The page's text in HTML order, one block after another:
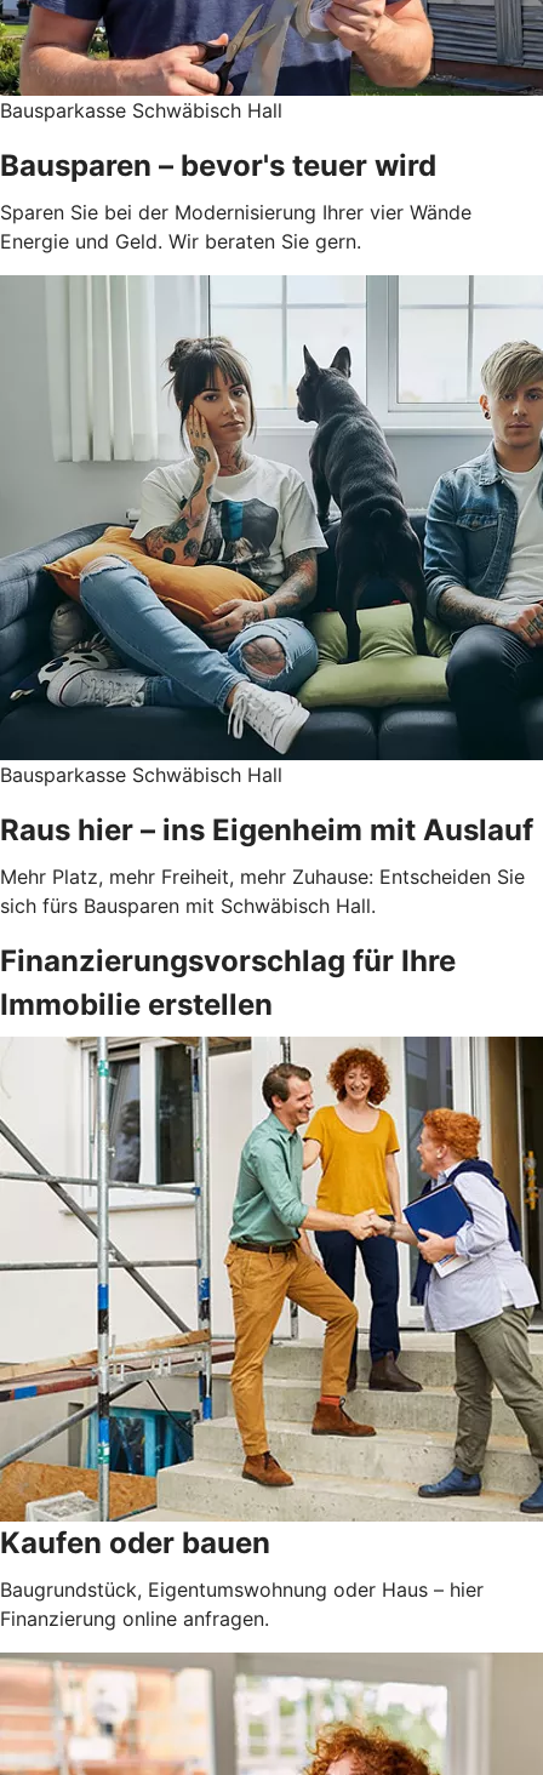
Bausparkasse Schwäbisch Hall
Bausparen – bevor's teuer wird
Sparen Sie bei der Modernisierung Ihrer vier Wände
Energie und Geld. Wir beraten Sie gern.
Bausparkasse Schwäbisch Hall
Raus hier – ins Eigenheim mit Auslauf
Mehr Platz, mehr Freiheit, mehr Zuhause: Entscheiden Sie
sich fürs Bausparen mit Schwäbisch Hall.
Finanzierungsvorschlag für Ihre
Immobilie erstellen
Kaufen oder bauen
Baugrundstück, Eigentumswohnung oder Haus – hier
Finanzierung online anfragen.